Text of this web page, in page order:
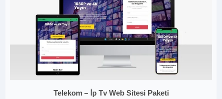
Telekom – İp Tv Web Sitesi Paketi